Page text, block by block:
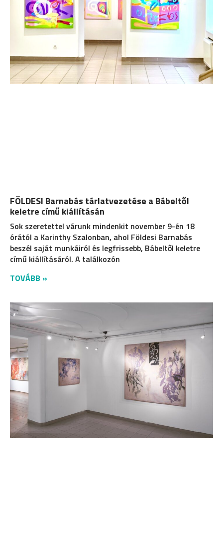
FÖLDESI Barnabás tárlatvezetése a Bábeltől
keletre című kiállításán
Sok szeretettel várunk mindenkit november 9-én 18
órától a Karinthy Szalonban, ahol Földesi Barnabás
beszél saját munkáiról és legfrissebb, Bábeltől keletre
című kiállításáról. A találkozón
TOVÁBB »